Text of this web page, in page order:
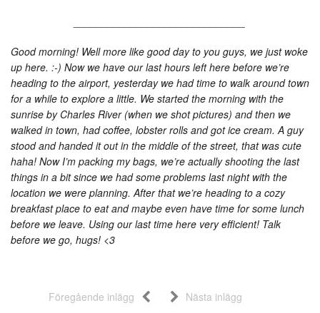
Good morning! Well more like good day to you guys, we just woke
up here. :-) Now we have our last hours left here before we’re
heading to the airport, yesterday we had time to walk around town
for a while to explore a little. We started the morning with the
sunrise by Charles River (when we shot pictures) and then we
walked in town, had coffee, lobster rolls and got ice cream. A guy
stood and handed it out in the middle of the street, that was cute
haha! Now I’m packing my bags, we’re actually shooting the last
things in a bit since we had some problems last night with the
location we were planning. After that we’re heading to a cozy
breakfast place to eat and maybe even have time for some lunch
before we leave. Using our last time here very efficient! Talk
before we go, hugs! <3
Föregående inlägg Nästa inlägg